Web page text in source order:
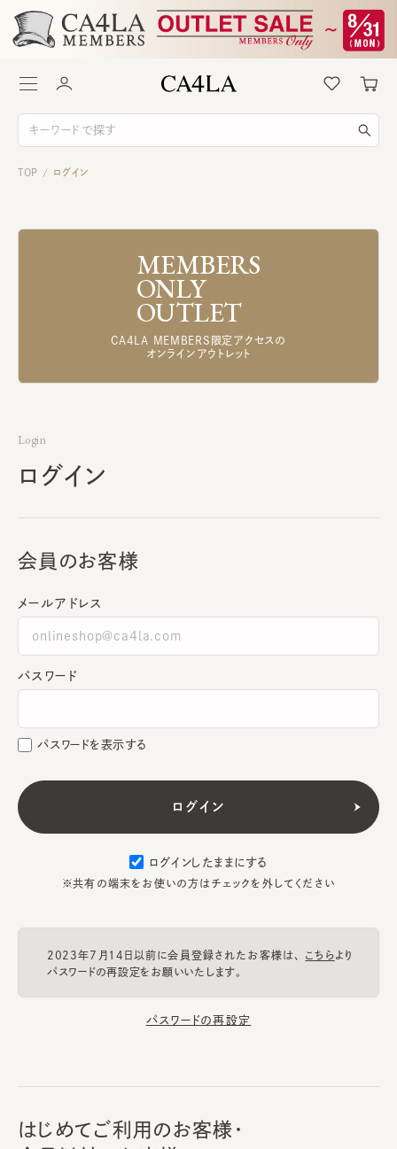
TOP / ログイン
MEMBERS
ONLY
OUTLET
CA4LA MEMBERS限定アクセスの
オンラインアウトレット
Login
ログイン
会員のお客様
メールアドレス
パスワード
パスワードを表示する
ログインしたままにする
※共有の端末をお使いの方はチェックを外してください
2023年7月14日以前に会員登録されたお客様は、 こちらより
パスワードの再設定をお願いいたします。
パスワードの再設定
はじめてご利用のお客様・